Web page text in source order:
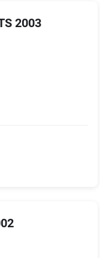
2003